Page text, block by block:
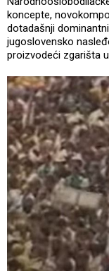
koncepte,
dotadašnji
jugoslovensko
proizvodeći zgarišta